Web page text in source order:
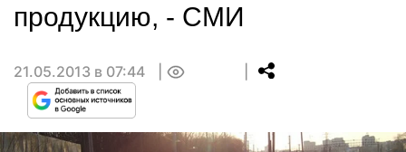
продукцию, - СМИ
21.05.2013 в 07:44